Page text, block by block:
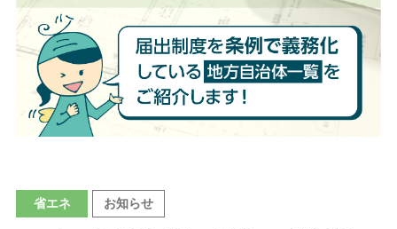
省エネ お知らせ